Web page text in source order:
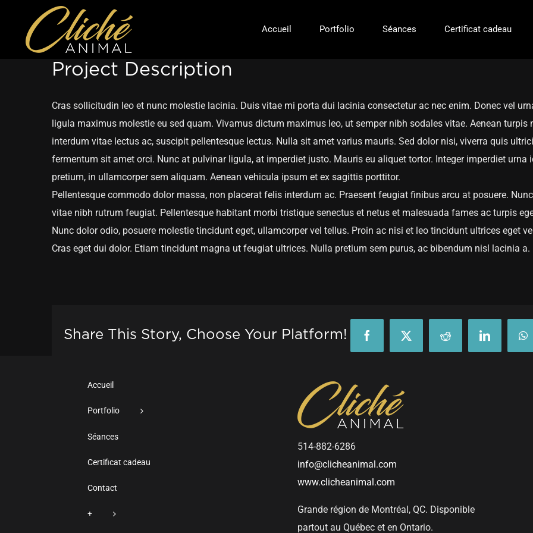
contenu
Accueil Portfolio Séances Certificat cadeau
Project Description
Cras sollicitudin leo et nunc molestie lacinia. Duis vitae mi porta dui lacinia consectetur ac nec enim. Donec vel
ligula maximus molestie eu sed quam. Vivamus dictum maximus leo, ut semper nibh sodales vitae. Aenean turpis
interdum vitae lectus ac, suscipit pellentesque lectus. Nulla sit amet varius mauris. Sed dolor nisi, viverra quis
fermentum sit amet orci. Nunc at pulvinar ligula, at imperdiet justo. Mauris eu aliquet tortor. Integer imperdiet urna
pretium, in ullamcorper sem aliquam. Aenean vehicula ipsum et ex sagittis porttitor.
Pellentesque commodo dolor massa, non placerat felis interdum ac. Praesent feugiat finibus arcu at posuere.
vitae nibh rutrum feugiat. Pellentesque habitant morbi tristique senectus et netus et malesuada fames ac turpis
Nunc dolor odio, posuere molestie tincidunt eget, ullamcorper vel tellus. Proin ac nisi et leo tincidunt ultrices eget
Cras eget dui dolor. Etiam tincidunt magna ut feugiat ultrices. Nulla pretium sem purus, ac bibendum nisl lacinia a.
Share This Story, Choose Your Platform! FacebookX Reddit LinkedIn
Accueil
Portfolio
Séances
Certificat cadeau
Contact
+
514-882-6286
info@clicheanimal.com
www.clicheanimal.com
Grande région de Montréal, QC. Disponible
partout au Québec et en Ontario.